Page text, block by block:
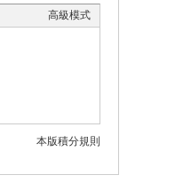
高級模式
本版積分規則